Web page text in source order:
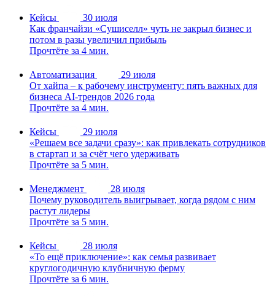
Кейсы
30 июля
Как франчайзи «Сушиселл» чуть не закрыл бизнес и
потом в разы увеличил прибыль
Прочтёте за 4 мин.
Автоматизация
29 июля
От хайпа – к рабочему инструменту: пять важных для
бизнеса AI-трендов 2026 года
Прочтёте за 4 мин.
Кейсы
29 июля
«Решаем все задачи сразу»: как привлекать сотрудников
в стартап и за счёт чего удерживать
Прочтёте за 5 мин.
Менеджмент
28 июля
Почему руководитель выигрывает, когда рядом с ним
растут лидеры
Прочтёте за 5 мин.
Кейсы
28 июля
«То ещё приключение»: как семья развивает
круглогодичную клубничную ферму
Прочтёте за 6 мин.